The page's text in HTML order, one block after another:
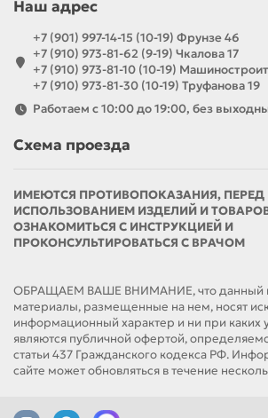
Наш адрес
+7 (901) 997-14-15 (10-19) Фрунзе 46
+7 (910) 973-81-62 (9-19) Чкалова 17
+7 (910) 973-81-10 (10-19)
+7 (910) 973-81-30 (10-19) Труфанова 19
Работаем с 10:00 до 19:00, без
Схема проезда
ИМЕЮТСЯ ПРОТИВОПОКАЗАНИЯ, ПЕРЕД
ИСПОЛЬЗОВАНИЕМ ИЗДЕЛИЙ И
ОЗНАКОМИТЬСЯ С ИНСТРУКЦИЕЙ И
ПРОКОНСУЛЬТИРОВАТЬСЯ С ВРАЧОМ
ОБРАЩАЕМ ВАШЕ ВНИМАНИЕ, что данный
материалы, размещенные на нем, носят
информационный характер и ни при каких
являются публичной офертой,
статьи 437 Гражданского кодекса РФ.
сайте может обновляться в течение